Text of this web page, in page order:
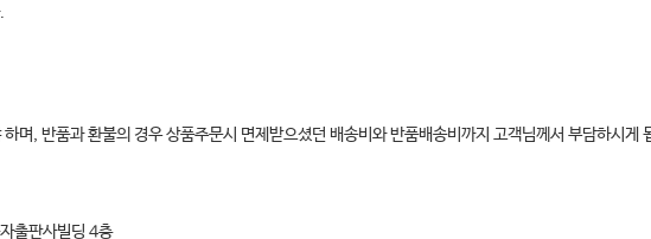
, 반품과 환불의 경우 상품주문시 면제받으셨던 배송비와 반품배송비까지 고객님께서 부담하시게
출판사빌딩 4층